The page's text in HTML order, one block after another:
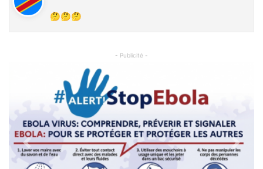
🤔🤔🤔
- Publicité -
Previous Next